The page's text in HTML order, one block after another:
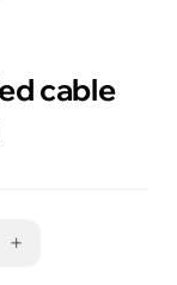
cable
+